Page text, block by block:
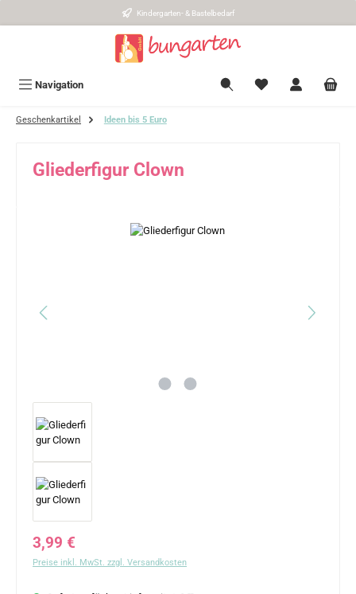
Kindergarten- & Bastelbedarf
Navigation
Geschenkartikel Ideen bis 5 Euro
Gliederfigur Clown
Bildergalerie überspringen
Regulärer Preis:
3,99 €
Preise inkl. MwSt. zzgl. Versandkosten